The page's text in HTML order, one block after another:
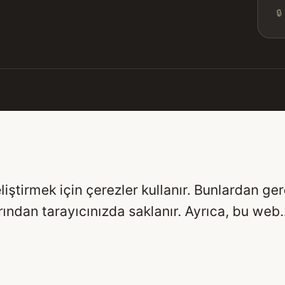
🔒
için çerezler kullanır. Bunlardan
tarayıcınızda saklanır. Ayrıca, bu web